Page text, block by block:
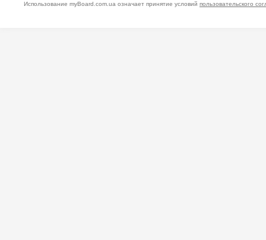
Использование myBoard.com.ua означает принятие условий пользовательского